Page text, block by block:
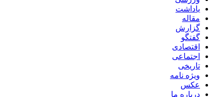
یاداشت
مقاله
گزارش
گفتگو
اقتصادی
اجتماعی
تاریخی
ویژه نامه
عکس
درباره ما